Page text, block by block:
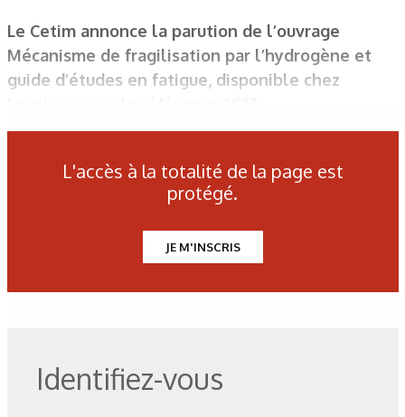
Le Cetim annonce la parution de l’ouvrage
Mécanisme de fragilisation par l’hydrogène et
guide d’études en fatigue, disponible chez
L'accès à la totalité de la page est
protégé.
JE M'INSCRIS
Identifiez-vous